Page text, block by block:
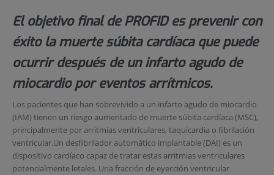
El objetivo final de PROFID es prevenir con
éxito la muerte súbita cardíaca que puede
ocurrir después de un infarto agudo de
miocardio por eventos arrítmicos.
Los pacientes que han sobrevivido a un infarto agudo de miocardio
(IAM) tienen un riesgo aumentado de muerte súbita cardíaca (MSC),
principalmente por arritmias ventriculares, taquicardia o fibrilación
ventricular.Un desfibrilador automático implantable (DAI) es un
dispositivo cardíaco capaz de tratar estas arritmias ventriculares
potencialmente letales. Una fracción de eyección ventricular